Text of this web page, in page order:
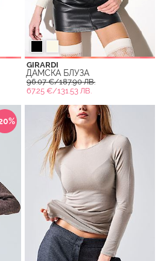
GIRARDI
ДАМСКА БЛУЗА
96.07 €/187.90 ЛВ.
67.25 €/131.53 ЛВ.